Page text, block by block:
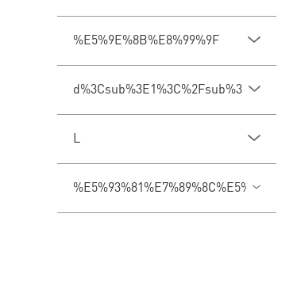
%E5%9E%8B%E8%99%9F
d%3Csub%3E1%3C%2Fsub%3E
L